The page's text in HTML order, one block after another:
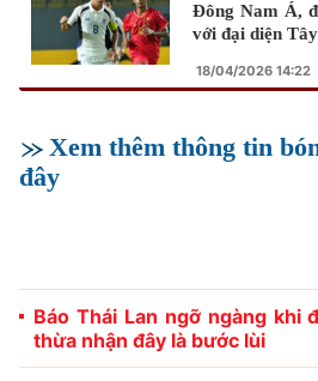
Đông Nam Á,
với đại diện
18/04/2026 14:22
Xem thêm thông tin
đây
Báo Thái Lan ngỡ ngàng khi
thừa nhận đây là bước lùi